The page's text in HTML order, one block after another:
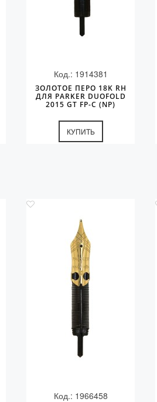
Код.: 1914381
ЗОЛОТОЕ ПЕРО 18K RH
ДЛЯ PARKER DUOFOLD
2015 GT FP-C (NP)
КУПИТЬ
Код.: 1966458